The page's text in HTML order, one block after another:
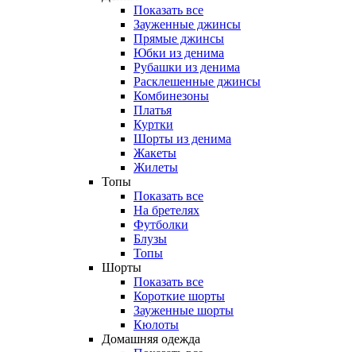
Показать все
Зауженные джинсы
Прямые джинсы
Юбки из денима
Рубашки из денима
Расклешенные джинсы
Комбинезоны
Платья
Куртки
Шорты из денима
Жакеты
Жилеты
Топы
Показать все
На бретелях
Футболки
Блузы
Топы
Шорты
Показать все
Короткие шорты
Зауженные шорты
Кюлоты
Домашняя одежда